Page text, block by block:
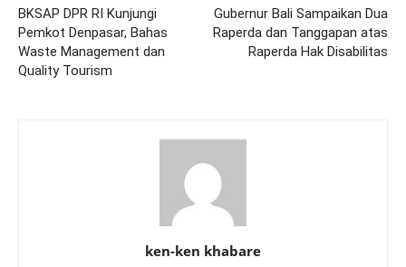
BKSAP DPR RI Kunjungi
Pemkot Denpasar, Bahas
Waste Management dan
Quality Tourism
Gubernur Bali Sampaikan Dua
Raperda dan Tanggapan atas
Raperda Hak Disabilitas
ken-ken khabare